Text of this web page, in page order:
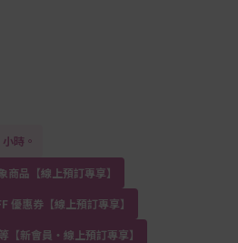
時。
品【線上預訂專享】
優惠券【線上預訂專享】
新會員・線上預訂專享】